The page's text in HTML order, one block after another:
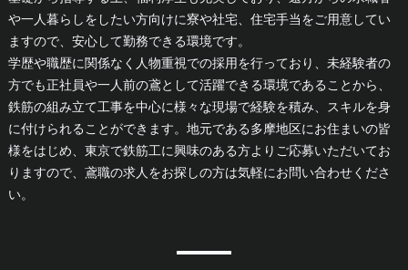
や一人暮らしをしたい方向けに寮や社宅、住宅手当をご用意してい
ますので、安心して勤務できる環境です。
学歴や職歴に関係なく人物重視での採用を行っており、未経験者の
方でも正社員や一人前の鳶として活躍できる環境であることから、
鉄筋の組み立て工事を中心に様々な現場で経験を積み、スキルを身
に付けられることができます。地元である多摩地区にお住まいの皆
様をはじめ、東京で鉄筋工に興味のある方よりご応募いただいてお
りますので、鳶職の求人をお探しの方は気軽にお問い合わせくださ
い。